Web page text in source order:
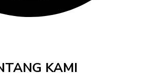
KAMI